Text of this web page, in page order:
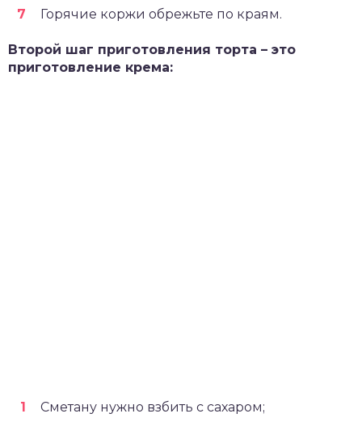
Горячие коржи обрежьте по краям.
Второй шаг приготовления торта – это
приготовление крема:
Сметану нужно взбить с сахаром;